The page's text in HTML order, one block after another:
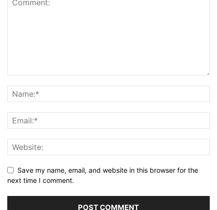
Save my name, email, and website in this browser for the
next time I comment.